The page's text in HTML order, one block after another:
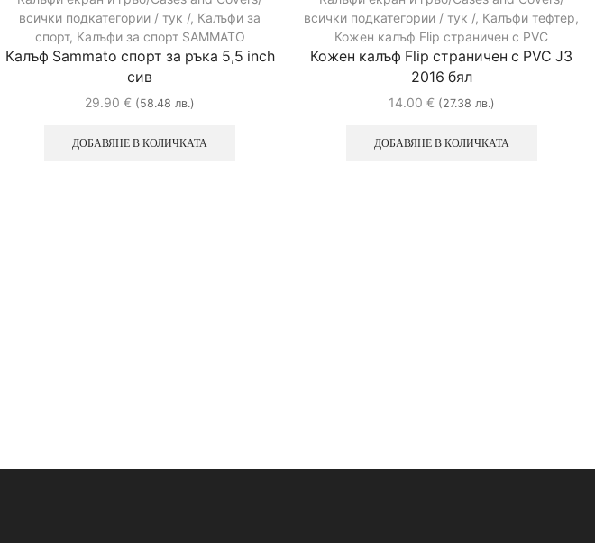
всички подкатегории / тук /, Калъфи за
спорт, Калъфи за спорт SAMMATO
Калъф Sammato спорт за ръка 5,5 inch
сив
29.90€ (58.48 лв.)
ДОБАВЯНЕ В КОЛИЧКАТА
всички подкатегории / тук /, Калъфи тефтер,
Кожен калъф Flip страничен с PVC
Кожен калъф Flip страничен с PVC J3
2016 бял
14.00 € (27.38 лв.)
ДОБАВЯНЕ В КОЛИЧКАТА